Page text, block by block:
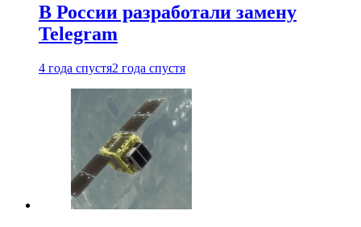
В России разработали замену
Telegram
4 года спустя2 года спустя